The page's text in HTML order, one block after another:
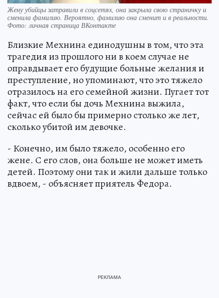
Жену убийцы затравили в соцсетях, она закрыла свою страничку и
сменила фамилию. Вероятно, фамилию она сменит и в реальности.
Фото: личная страница ВКонтакте
Близкие Мехнина единодушны в том, что эта
трагедия из прошлого ни в коем случае не
оправдывает его будущие больные желания и
преступление, но упоминают, что это тяжело
отразилось на его семейной жизни. Пугает тот
факт, что если бы дочь Мехнина выжила,
сейчас ей было бы примерно столько же лет,
сколько убитой им девочке.
- Конечно, им было тяжело, особенно его
жене. С его слов, она больше не может иметь
детей. Поэтому они так и жили дальше только
вдвоем, - объясняет приятель Федора.